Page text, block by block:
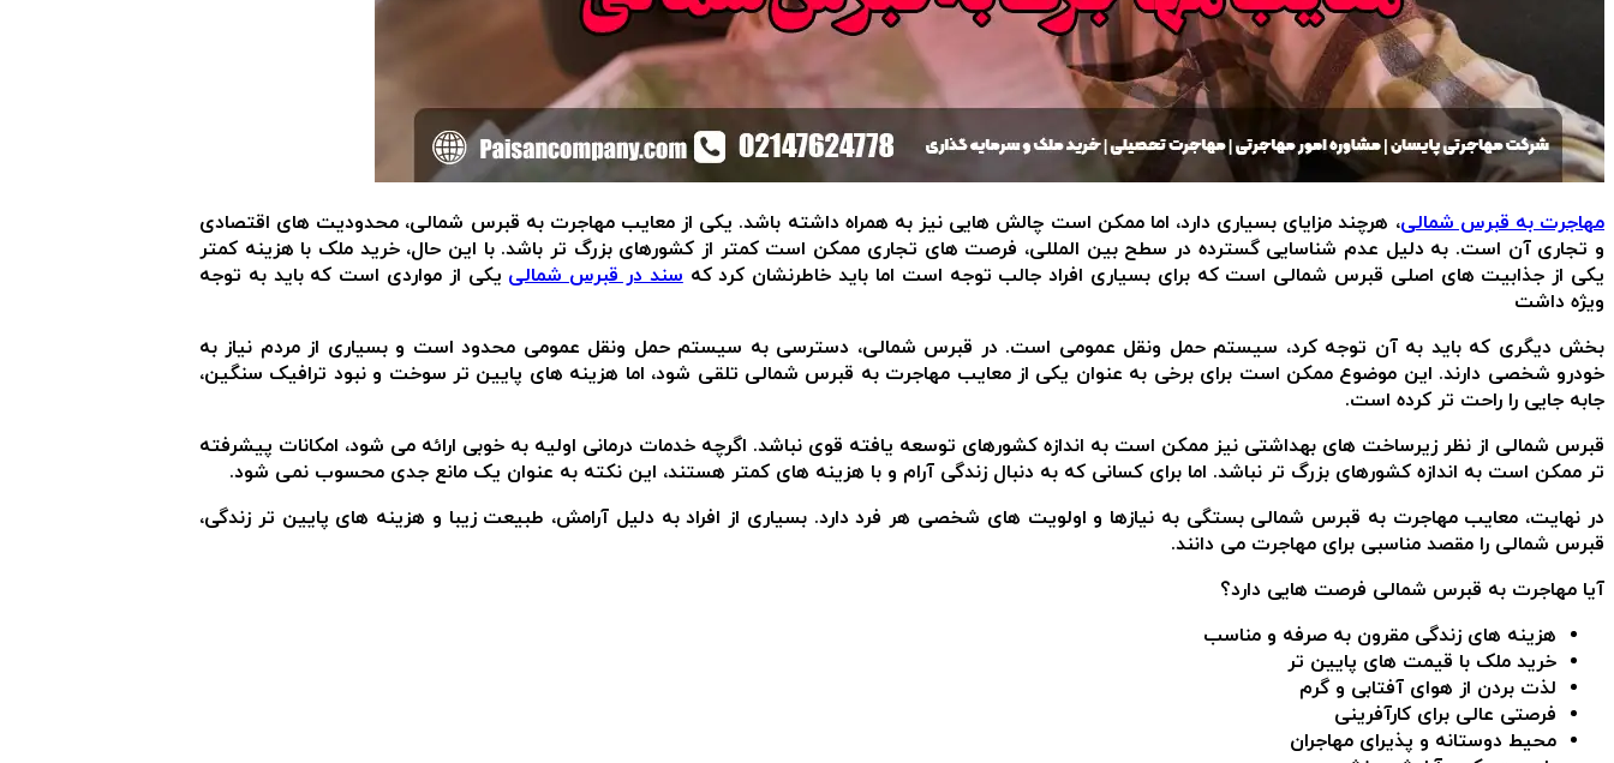
مهاجرت به قبرس شمالی، هرچند مزایای بسیاری دارد، اما ممکن است چالش هایی نیز به همراه داشته باشد. یکی از معایب مهاجرت به قبرس شمالی، محدودیت های اقتصادی
و تجاری آن است. به دلیل عدم شناسایی گسترده در سطح بین المللی، فرصت های تجاری ممکن است کمتر از کشورهای بزرگ تر باشد. با این حال، خرید ملک با هزینه کمتر
یکی از جذابیت های اصلی قبرس شمالی است که برای بسیاری افراد جالب توجه است اما باید خاطرنشان کرد کهسند در قبرس شمالی یکی از مواردی است که باید به توجه
ویژه داشت
بخش دیگری که باید به آن توجه کرد، سیستم حمل ونقل عمومی است. در قبرس شمالی، دسترسی به سیستم حمل ونقل عمومی محدود است و بسیاری از مردم نیاز به
خودرو شخصی دارند. این موضوع ممکن است برای برخی به عنوان یکی از معایب مهاجرت به قبرس شمالی تلقی شود، اما هزینه های پایین تر سوخت و نبود ترافیک سنگین،
جابه جایی را راحت تر کرده است.
قبرس شمالی از نظر زیرساخت های بهداشتی نیز ممکن است به اندازه کشورهای توسعه یافته قوی نباشد. اگرچه خدمات درمانی اولیه به خوبی ارائه می شود، امکانات پیشرفته
تر ممکن است به اندازه کشورهای بزرگ تر نباشد. اما برای کسانی که به دنبال زندگی آرام و با هزینه های کمتر هستند، این نکته به عنوان یک مانع جدی محسوب نمی شود.
در نهایت، معایب مهاجرت به قبرس شمالی بستگی به نیازها و اولویت های شخصی هر فرد دارد. بسیاری از افراد به دلیل آرامش، طبیعت زیبا و هزینه های پایین تر زندگی،
قبرس شمالی را مقصد مناسبی برای مهاجرت می دانند.
آیا مهاجرت به قبرس شمالی فرصت هایی دارد؟
هزینه های زندگی مقرون به صرفه و مناسب
خرید ملک با قیمت های پایین تر
لذت بردن از هوای آفتابی و گرم
فرصتی عالی برای کارآفرینی
محیط دوستانه و پذیرای مهاجران